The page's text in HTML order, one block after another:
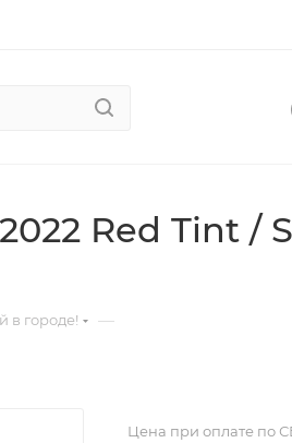
Red Tint /
в городе! —
Цена при оплате по